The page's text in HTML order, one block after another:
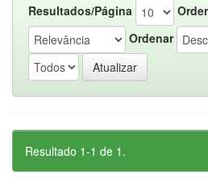
Resultados/Página
Ordenar
Resultado 1-1 de 1.